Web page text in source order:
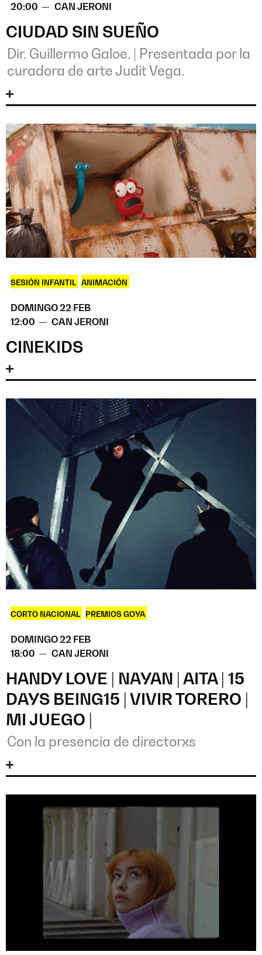
20:00 — CAN JERONI
CIUDAD SIN SUEÑO
Dir. Guillermo Galoe.
Presentada por la
curadora de arte Judit Vega.
SESIÓN INFANTIL ANIMACIÓN
DOMINGO 22 FEB
12:00 — CAN JERONI
CINEKIDS
CORTO NACIONAL PREMIOS GOYA
DOMINGO 22 FEB
18:00 — CAN JERONI
HANDY LOVE | NAYAN | AITA | 15
DAYS BEING15 | VIVIR TORERO |
MI JUEGO |
Con la presencia de directorxs